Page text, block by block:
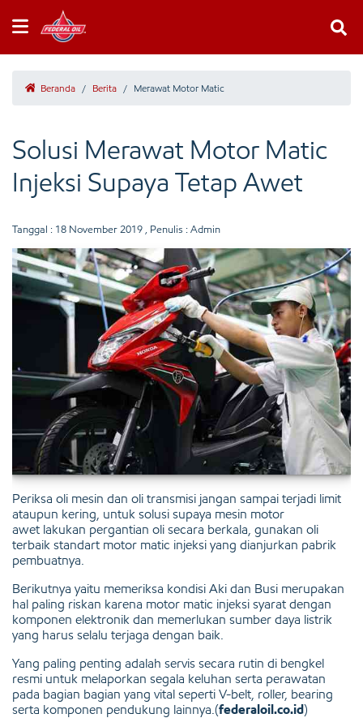
Beranda / Berita / Merawat Motor Matic
Solusi Merawat Motor Matic
Injeksi Supaya Tetap Awet
Tanggal : 18 November 2019 , Penulis : Admin
Periksa oli mesin dan oli transmisi jangan sampai terjadi limit
ataupun kering, untuk solusi supaya mesin motor
awet lakukan pergantian oli secara berkala, gunakan oli
terbaik standart motor matic injeksi yang dianjurkan pabrik
pembuatnya.
Berikutnya yaitu memeriksa kondisi Aki dan Busi merupakan
hal paling riskan karena motor matic injeksi syarat dengan
komponen elektronik dan memerlukan sumber daya listrik
yang harus selalu terjaga dengan baik.
Yang paling penting adalah servis secara rutin di bengkel
resmi untuk melaporkan segala keluhan serta perawatan
pada bagian bagian yang vital seperti V-belt, roller, bearing
serta komponen pendukung lainnya.(federaloil.co.id)